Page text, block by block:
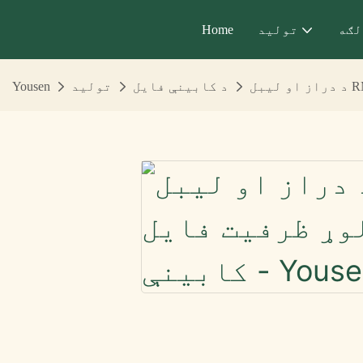
Home تولید
Yousen تولید د کابینې فایل